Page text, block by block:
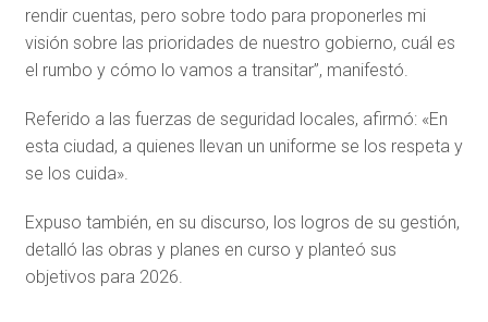
rendir cuentas, pero sobre todo para proponerles mi
visión sobre las prioridades de nuestro gobierno, cuál es
el rumbo y cómo lo vamos a transitar”, manifestó.
Referido a las fuerzas de seguridad locales, afirmó: «En
esta ciudad, a quienes llevan un uniforme se los respeta y
se los cuida».
Expuso también, en su discurso, los logros de su gestión,
detalló las obras y planes en curso y planteó sus
objetivos para 2026.